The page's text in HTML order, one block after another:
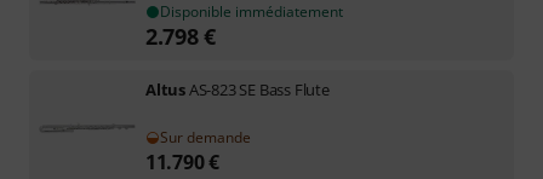
Disponible immédiatement
2.798€
AltusAS-823 SE Bass Flute
Sur demande
11.790€